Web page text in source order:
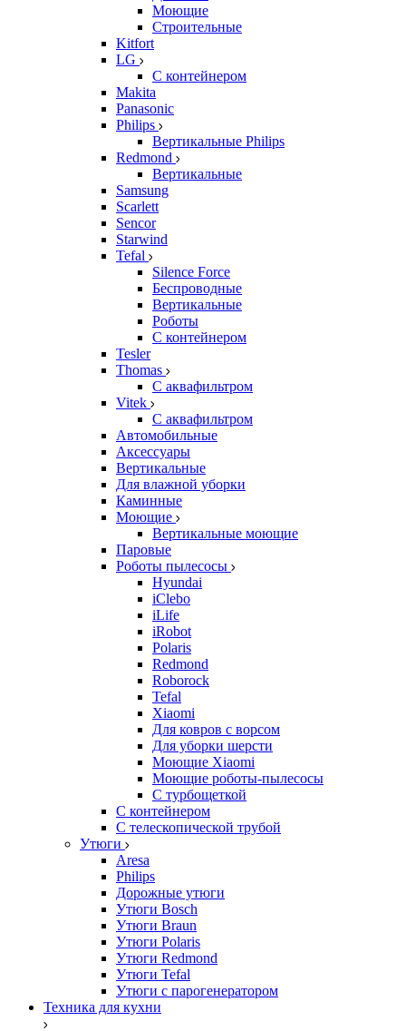
Моющие
Строительные
Kitfort
LG
С контейнером
Makita
Panasonic
Philips
Вертикальные Philips
Redmond
Вертикальные
Samsung
Scarlett
Sencor
Starwind
Tefal
Silence Force
Беспроводные
Вертикальные
Роботы
С контейнером
Tesler
Thomas
С аквафильтром
Vitek
С аквафильтром
Автомобильные
Аксессуары
Вертикальные
Для влажной уборки
Каминные
Моющие
Вертикальные моющие
Паровые
Роботы пылесосы
Hyundai
iClebo
iLife
iRobot
Polaris
Redmond
Roborock
Tefal
Xiaomi
Для ковров с ворсом
Для уборки шерсти
Моющие Xiaomi
Моющие роботы-пылесосы
С турбощеткой
С контейнером
С телескопической трубой
Утюги
Aresa
Philips
Дорожные утюги
Утюги Bosch
Утюги Braun
Утюги Polaris
Утюги Redmond
Утюги Tefal
Утюги с парогенератором
Техника для кухни